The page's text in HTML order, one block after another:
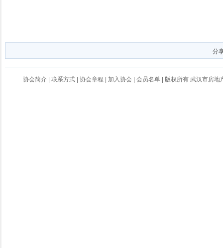
分
协会简介| 联系方式| 协会章程 加入协会| 会员名单| 版权所有 武汉市房地